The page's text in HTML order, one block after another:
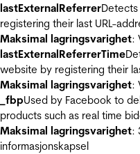
lastExternalReferrer
registering their last URL-
Maksimal lagringsvarighet:
lastExternalReferrerTime
website by registering their
Maksimal lagringsvarighet:
_fbpUsed by Facebook to
products such as real time
Maksimal lagringsvarighet:
informasjonskapsel